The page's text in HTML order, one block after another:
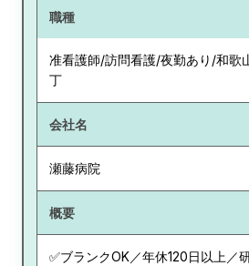
職種
准看護師/訪問看護/夜勤あり/和歌
丁
会社名
瀬藤病院
概要
✅ブランクOK／年休120日以上／